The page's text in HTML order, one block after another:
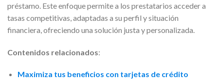
préstamo. Este enfoque permite a los prestatarios acceder a
tasas competitivas, adaptadas a su perfil y situación
financiera, ofreciendo una solución justa y personalizada.
Contenidos relacionados:
Maximiza tus beneficios con tarjetas de crédito